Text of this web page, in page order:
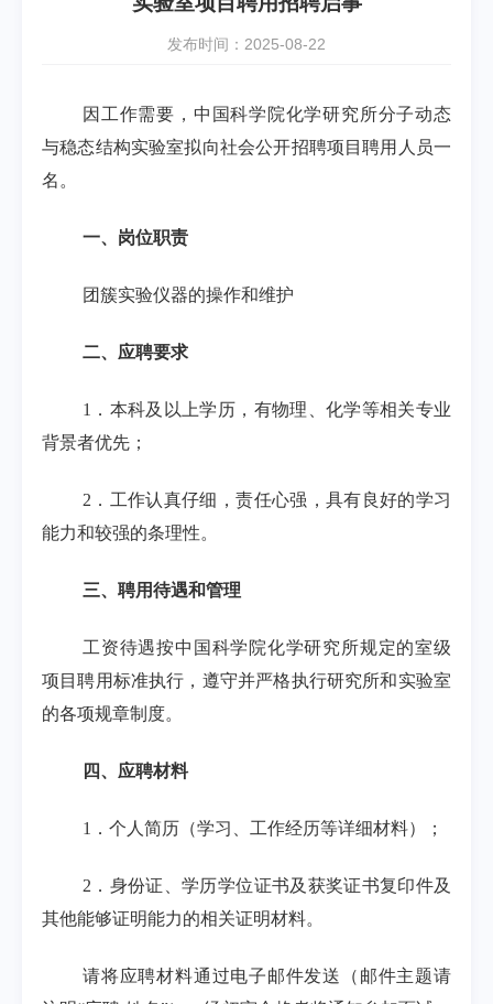
发布时间：2025-08-22
因工作需要，中国科学院化学研究所分子动态
与稳态结构实验室拟向社会公开招聘项目聘用人员一
名。
一、岗位职责
团簇实验仪器的操作和维护
二、应聘要求
1 ．本科及以上学历，有物理、化学等相关专业
背景者优先；
2 ．工作认真仔细，责任心强，具有良好的学习
能力和较强的条理性。
三、聘用待遇和管理
工资待遇按中国科学院化学研究所规定的室级
项目聘用标准执行，遵守并严格执行研究所和实验室
的各项规章制度。
四、应聘材料
1 ．个人简历（学习、工作经历等详细材料）；
2 ．身份证、学历学位证书及获奖证书复印件及
其他能够证明能力的相关证明材料。
请将应聘材料通过电子邮件发送（邮件主题请